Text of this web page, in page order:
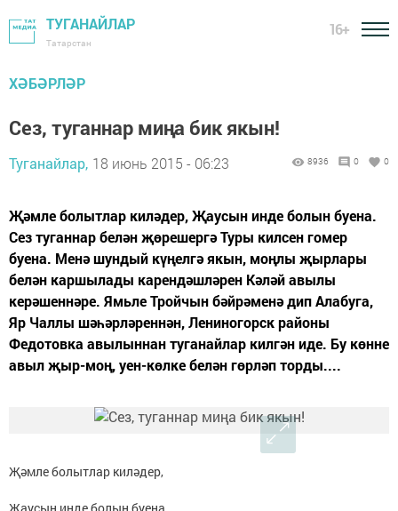
ТУГАНАЙЛАР
Татарстан
16+
ХӘБӘРЛӘР
Сез, туганнар миңа бик якын!
Туганайлар, 18 июнь 2015 - 06:23 8936 0 0
Җәмле болытлар киләдер, Җаусын инде болын буена.
Сез туганнар белән җөрешергә Туры килсен гомер
буена. Менә шундый күңелгә якын, моңлы җырлары
белән каршылады карендәшләрен Кәләй авылы
керәшеннәре. Ямьле Тройчын бәйрәменә дип Алабуга,
Яр Чаллы шәһәрләреннән, Лениногорск районы
Федотовка авылыннан туганайлар килгән иде. Бу көнне
авыл җыр-моң, уен-көлке белән гөрләп торды....
Җәмле болытлар киләдер,